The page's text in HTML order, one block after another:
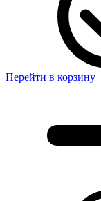
Перейти в корзину